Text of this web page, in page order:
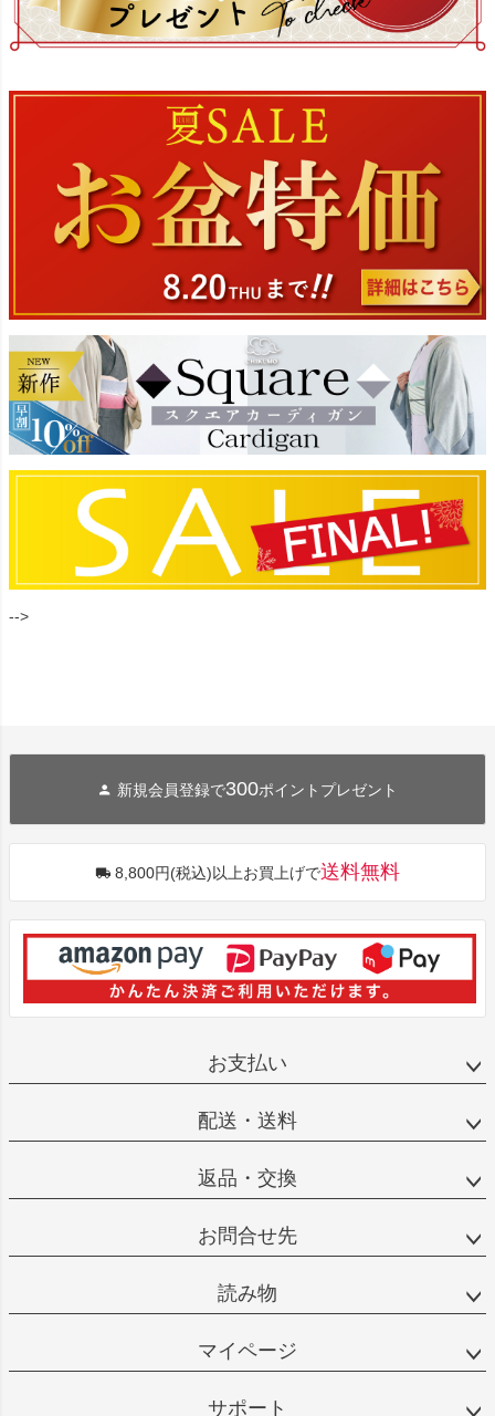
-->
新規会員登録で300ポイントプレゼント
8,800円(税込)以上お買上げで送料無料
お支払い
配送・送料
返品・交換
お問合せ先
読み物
マイページ
サポート